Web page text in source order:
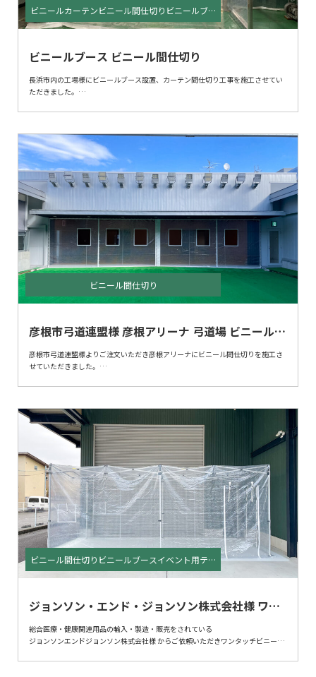
ビニールブース ビニール間仕切り
長浜市内の工場様にビニールブース設置、カーテン間仕切り工事を施工させてい
ただきました。
低コスト、短納期、取り外し可能の3点を踏まえビニールによる間仕切りを提案さ
大きな空間を小さく仕切ることで冷暖房効率がよくなり快適になります。
開閉の必要な部分はカーテンにて施工対応しています。
ビニールカーテンビニール間仕切りビニールブー
ス
彦根市弓道連盟様 彦根アリーナ 弓道場 ビニール間
仕切り
彦根市弓道連盟様よりご注文いただき彦根アリーナにビニール間仕切りを施工さ
せていただきました。
冬の季節、弓道場での練習は冷たい風が当たり体が冷え、手足などが悴んでしま
ビニール間仕切りを取付けることにより、冷たい風を軽減でき、暖房などの効率
も上げることができます。
ビニールシート、柱ともに脱着式になりますので、
不要な夏場は取り外しすることも可能です。
ビニール間仕切り
ジョンソン・エンド・ジョンソン株式会社様 ワン
タッチビニールブース
総合医療・健康関連用品の輸入・製造・販売をされている
ジョンソンエンドジョンソン株式会社様 からご依頼いただきワンタッチビニール
ビニール間仕切りビニールブースイベント用テン
ト